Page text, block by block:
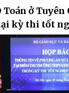
Toán ở
kỳ thi tốt